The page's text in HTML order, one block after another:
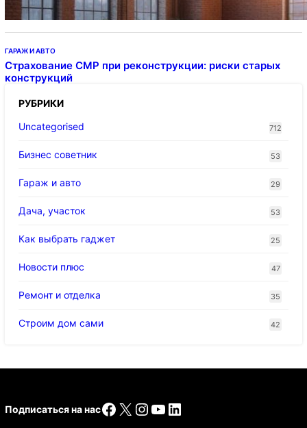
ГАРАЖ И АВТО
Страхование СМР при реконструкции: риски старых
конструкций
РУБРИКИ
Uncategorised
712
Бизнес советник 53
Гараж и авто 29
Дача, участок 53
Как выбрать гаджет 25
Новости плюс 47
Ремонт и отделка 35
Строим дом сами 42
Подписаться на насFacebook
X Instagram
YouTube
LinkedIn